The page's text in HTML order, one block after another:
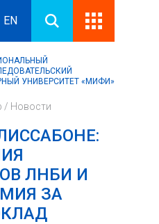
EN
УНИВЕРСИТЕТ «МИФИ»
/ Новости
ЛНБИ И
ЗА